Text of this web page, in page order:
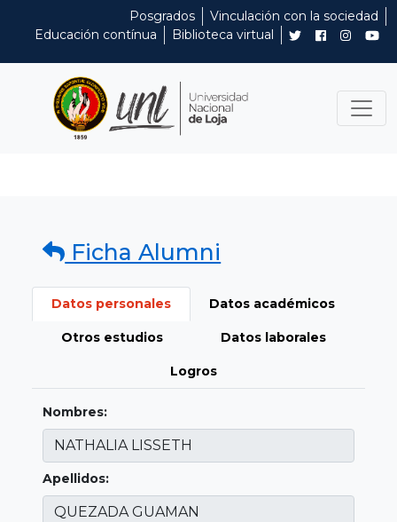
Posgrados
Vinculación con la sociedad
Educación contínua
Biblioteca virtual
Ficha Alumni
Datos personales Datos académicos
Otros estudios Datos laborales
Logros
Nombres:
Apellidos: